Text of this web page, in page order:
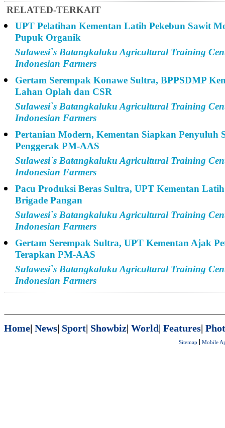
RELATED-TERKAIT
UPT Pelatihan Kementan Latih Pekebun Sawit
Pupuk Organik
Sulawesi`s Batangkaluku Agricultural Training
Indonesian Farmers
Gertam Serempak Konawe Sultra, BPPSDMP
Lahan Oplah dan CSR
Sulawesi`s Batangkaluku Agricultural Training
Indonesian Farmers
Pertanian Modern, Kementan Siapkan Penyuluh
Penggerak PM-AAS
Sulawesi`s Batangkaluku Agricultural Training
Indonesian Farmers
Pacu Produksi Beras Sultra, UPT Kementan Latih
Brigade Pangan
Sulawesi`s Batangkaluku Agricultural Training
Indonesian Farmers
Gertam Serempak Sultra, UPT Kementan Ajak
Terapkan PM-AAS
Sulawesi`s Batangkaluku Agricultural Training
Indonesian Farmers
Home| News| Sport| Showbiz| World| Features|
Sitemap Mobile